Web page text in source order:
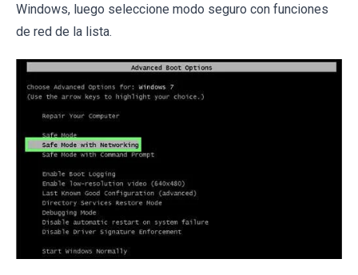
Windows, luego seleccione modo seguro con funciones
de red de la lista.